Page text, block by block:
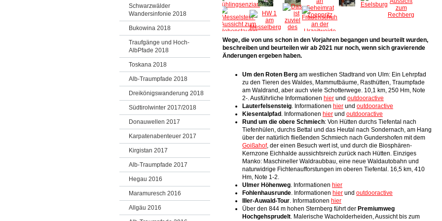
Schwarzwälder
Wandersinfonie 2018
Bukowina 2018
Traufgänge und Hoch-
AlbPfade 2018
Toskana 2018
Alb-Traumpfade 2018
Dreikönigswanderung 2018
Südtirolwinter 2017/2018
Donauwellen 2017
Karpatenabenteuer 2017
Kirgistan 2017
Alb-Traumpfade 2017
Hegau 2016
Maramuresch 2016
Allgäu 2016
Wege, die von uns schon in den Vorjahren begangen und beurteilt wurden,
beschreiben und beurteilen wir ab 2021 nur noch, wenn sich gravierende
Änderungen ergeben haben.
Um den Roten Berg am westlichen Stadtrand von Ulm: Ein Lehrpfad
zu den Tieren des Waldes, Mammutbäume, Rasthütten, Traumpfade
am Waldrand, aber auch viele Schotterwege. 10,1 km, 250 Hm, Note
2-. Ausführliche Informationen hier und outdooractive
Lauterfelsensteig. Informationen hier und outdooractive
Kiesentalpfad . Informationen hier und outdooractive
Rund um die obere Schmiech: Von Hütten durchs Tiefental nach
Tiefenhülen, durchs Bettal und das Heutal nach Sondernach, am Hang
über der natürlich fließenden Schmiech nach Gundershofen mit dem
Goißahof, der einen Besuch wert ist, und durch die Biosphären-
Kernzone Eichhalde aussichtsreich zurück nach Hütten. Einziges
Manko: Maschineller Waldraubbau, eine neue Waldautobahn und
naturwidrige Fichtenaufforstungen im oberen Tiefental. 16,5 km, 410
Hm, Note 1-2.
Ulmer Höhenweg. Informationen hier
Fohlenhausrunde. Informationen hier und outdooractive
Iller-Auwald-Tour. Informationen hier
Über den 844 m hohen Sternberg führt der Premiumweg
Hochgehsprudelt. Malerische Wacholderheiden, Aussicht bis zum